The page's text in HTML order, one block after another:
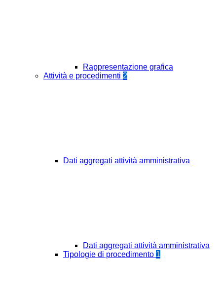
Rappresentazione grafica
Attività e procedimenti 2
Dati aggregati attività amministrativa
Dati aggregati attività amministrativa
Tipologie di procedimento 1